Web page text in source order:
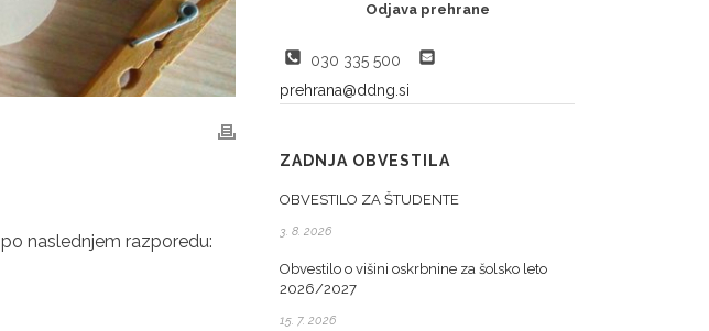
po naslednjem razporedu:
Odjava prehrane
030 335 500
prehrana@ddng.si
ZADNJA OBVESTILA
OBVESTILO ZA ŠTUDENTE
3. 8. 2026
Obvestilo o višini oskrbnine za šolsko leto
2026/2027
15. 7. 2026